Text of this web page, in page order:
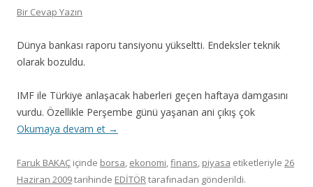
Bir Cevap Yazın
Dünya bankası raporu tansiyonu yükseltti. Endeksler teknik
olarak bozuldu.
IMF ile Türkiye anlaşacak haberleri geçen haftaya damgasını
vurdu. Özellikle Perşembe günü yaşanan ani çıkış çok
Okumaya devam et →
Faruk BAKAÇ içinde borsa, ekonomi,finans, piyasa etiketleriyle 26
Haziran 2009tarihinde EDİTÖRtarafınadan gönderildi.